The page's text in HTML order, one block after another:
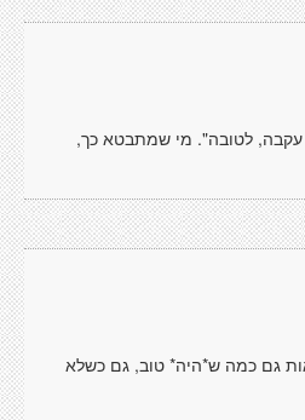
עקבה, לטובה". מי שמתבטא כך,
גם כמה ש*היה* טוב, גם כשלא